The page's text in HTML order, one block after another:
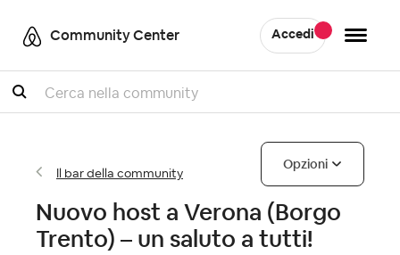
Community Center Accedi
Cercare
Il bar della community
Opzioni
Nuovo host a Verona (Borgo
Trento) – un saluto a tutti!